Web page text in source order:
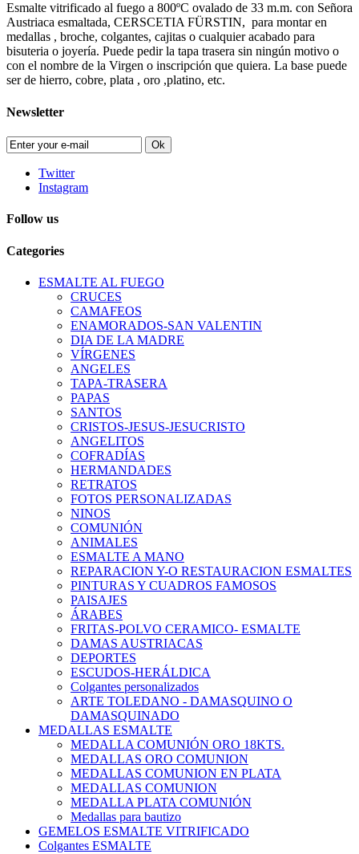
Esmalte vitrificado al fuego a 800ºC ovalado de 33 m.m. con Señora
Austriaca esmaltada, CERSCETIA FÜRSTIN, para montar en
medallas , broche, colgantes, cajitas o cualquier acabado para
bisuteria o joyería. Puede pedir la tapa trasera sin ningún motivo o
con el nombre de la Virgen o inscripción que quiera. La base puede
ser de hierro, cobre, plata , oro ,platino, etc.
Newsletter
Ok
Twitter
Instagram
Follow us
Categories
ESMALTE AL FUEGO
CRUCES
CAMAFEOS
ENAMORADOS-SAN VALENTIN
DIA DE LA MADRE
VÍRGENES
ANGELES
TAPA-TRASERA
PAPAS
SANTOS
CRISTOS-JESUS-JESUCRISTO
ANGELITOS
COFRADÍAS
HERMANDADES
RETRATOS
FOTOS PERSONALIZADAS
NINOS
COMUNIÓN
ANIMALES
ESMALTE A MANO
REPARACION Y-O RESTAURACION ESMALTES
PINTURAS Y CUADROS FAMOSOS
PAISAJES
ÁRABES
FRITAS-POLVO CERAMICO- ESMALTE
DAMAS AUSTRIACAS
DEPORTES
ESCUDOS-HERÁLDICA
Colgantes personalizados
ARTE TOLEDANO - DAMASQUINO O
DAMASQUINADO
MEDALLAS ESMALTE
MEDALLA COMUNIÓN ORO 18KTS.
MEDALLAS ORO COMUNION
MEDALLAS COMUNION EN PLATA
MEDALLAS COMUNION
MEDALLA PLATA COMUNIÓN
Medallas para bautizo
GEMELOS ESMALTE VITRIFICADO
Colgantes ESMALTE